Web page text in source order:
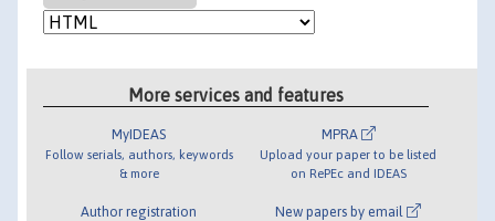
More services and features
MyIDEAS
Follow serials, authors, keywords
& more
Author registration
MPRA
Upload your paper to be listed
on RePEc and IDEAS
New papers by email